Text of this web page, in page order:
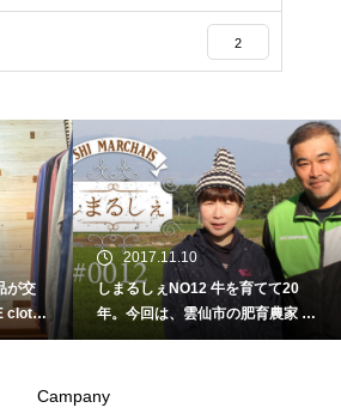
2
が交
clothi
2017.11.10
しまるしぇNO12 牛を育てて20
年。今回は、雲仙市の肥育農家 坂
口さんを訪ねました！
Campany